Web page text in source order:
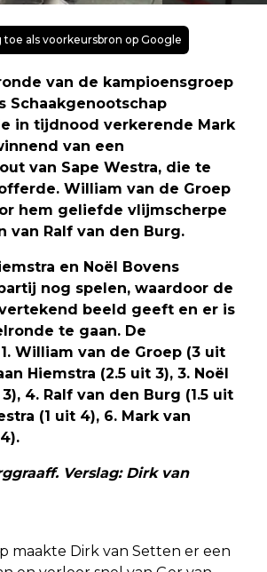
toe als voorkeursbron op Google
van de kampioensgroep
Schaakgenootschap
in tijdnood verkerende Mark
van een
van Sape Westra, die te
William van de Groep
hem geliefde vlijmscherpe
van Ralf van den Burg.
en Noël Bovens
nog spelen, waardoor de
beeld geeft en er is
te gaan. De
William van de Groep (3 uit
Hiemstra (2.5 uit 3), 3. Noël
4. Ralf van den Burg (1.5 uit
(1 uit 4), 6. Mark van
Verslag: Dirk van
maakte Dirk van Setten er een